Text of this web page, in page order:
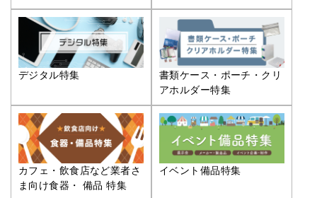
デジタル特集
書類ケース・ポーチ・クリ
アホルダー特集
カフェ・飲食店など業者さ
ま向け食器・ 備品 特集
イベント備品特集